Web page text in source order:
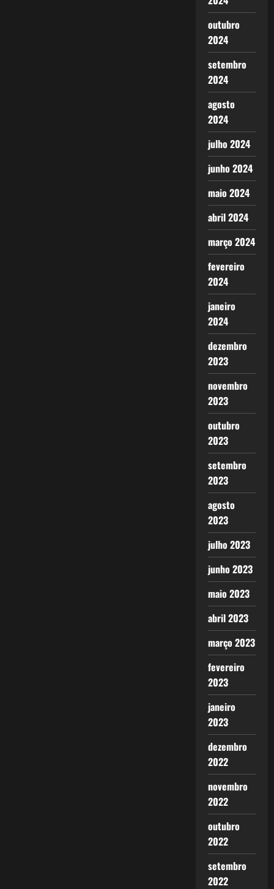
outubro
2024
setembro
2024
agosto
2024
julho 2024
junho 2024
maio 2024
abril 2024
março 2024
fevereiro
2024
janeiro
2024
dezembro
2023
novembro
2023
outubro
2023
setembro
2023
agosto
2023
julho 2023
junho 2023
maio 2023
abril 2023
março 2023
fevereiro
2023
janeiro
2023
dezembro
2022
novembro
2022
outubro
2022
setembro
2022